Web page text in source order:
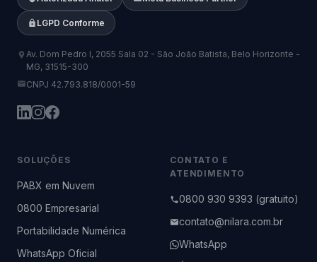
LGPD Conforme
Av. Dom Pedro I, 2055 Sala 02 - São João Batista, Belo Horizonte -
MG, 31515-300
CNPJ 42.793.818/0001-59
SOLUÇÕES
PABX em Nuvem
0800 Empresarial
Portabilidade Numérica
WhatsApp Oficial
CONTATO E
ATENDIMENTO
0800 930 9393 (gratuito)
contato@nilara.com.br
WhatsApp